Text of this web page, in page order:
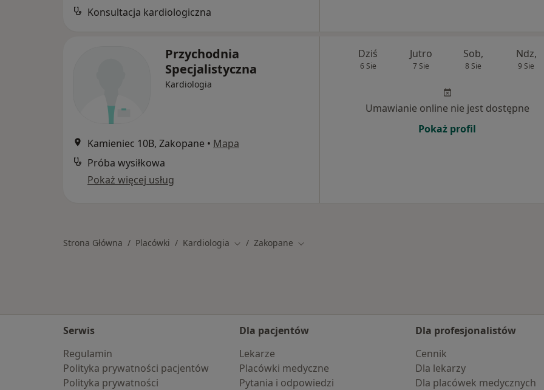
Konsultacja kardiologiczna
Przychodnia
Specjalistyczna
Kardiologia
Kamieniec 10B, Zakopane • Mapa
Próba wysiłkowa
Pokaż więcej usług
Dziś
6 Sie
Jutro
7 Sie
Sob,
8 Sie
Ndz,
9 Sie
Umawianie online nie jest dostępne
Pokaż profil
Strona Główna Placówki Kardiologia Zmień miasto
Zakopane Zmień miasto
Serwis
Regulamin
Polityka prywatności pacjentów
Polityka prywatności
Dla pacjentów
Lekarze
Placówki medyczne
Pytania i odpowiedzi
Dla profesjonalistów
Cennik
Dla lekarzy
Dla placówek medycznych